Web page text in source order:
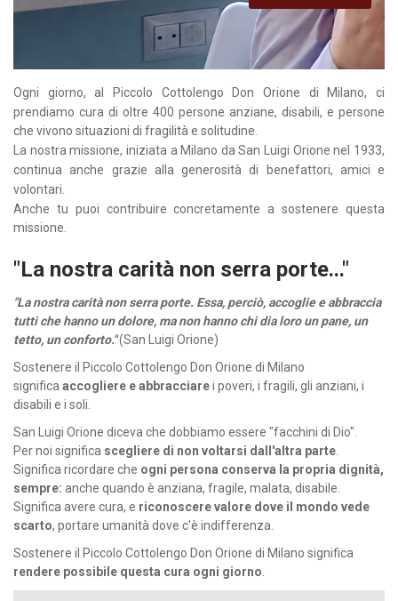
Ogni giorno, al Piccolo Cottolengo Don Orione di Milano, ci
prendiamo cura di oltre 400 persone anziane, disabili, e persone
che vivono situazioni di fragilità e solitudine.
La nostra missione, iniziata a Milano da San Luigi Orione nel 1933,
continua anche grazie alla generosità di benefattori, amici e
volontari.
Anche tu puoi contribuire concretamente a sostenere questa
missione.
"La nostra carità non serra porte..."
"La nostra carità non serra porte. Essa, perciò, accoglie e abbraccia
tutti che hanno un dolore, ma non hanno chi dia loro un pane, un
tetto, un conforto."(San Luigi Orione)
Sostenere il Piccolo Cottolengo Don Orione di Milano
significa accogliere e abbracciarei poveri, i fragili, gli anziani, i
disabili e i soli.
San Luigi Orione diceva che dobbiamo essere "facchini di Dio".
Per noi significa scegliere di non voltarsi dall'altra parte
Significa ricordare che ogni persona conserva la propria dignità,
sempre: anche quando è anziana, fragile, malata, disabile.
Significa avere cura, e riconoscere valore dove il mondo vede
scarto, portare umanità dove c'è indifferenza.
Sostenere il Piccolo Cottolengo Don Orione di Milano significa
rendere possibile questa cura ogni giorno